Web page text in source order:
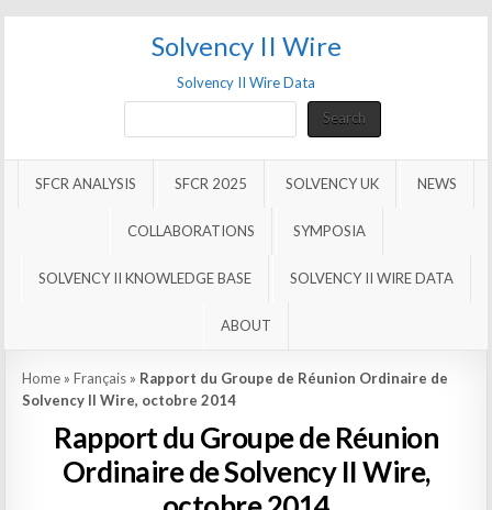
Solvency II Wire
Solvency II Wire Data
SearchSearch
SFCR ANALYSIS SFCR 2025 SOLVENCY UK NEWS
COLLABORATIONS SYMPOSIA
SOLVENCY II KNOWLEDGE BASE SOLVENCY II WIRE DATA
ABOUT
Home »Français » Rapport du Groupe de Réunion Ordinaire de
Solvency II Wire, octobre 2014
Rapport du Groupe de Réunion
Ordinaire de Solvency II Wire,